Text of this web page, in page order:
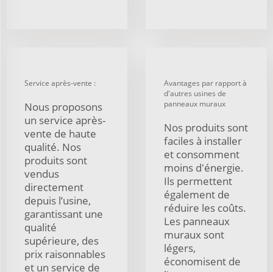
Service après-vente :
Nous proposons
un service après-
vente de haute
qualité. Nos
produits sont
vendus
directement
depuis l’usine,
garantissant une
qualité
supérieure, des
prix raisonnables
et un service de
Avantages par rapport à
d'autres usines de
panneaux muraux
Nos produits sont
faciles à installer
et consomment
moins d'énergie.
Ils permettent
également de
réduire les coûts.
Les panneaux
muraux sont
légers,
économisent de